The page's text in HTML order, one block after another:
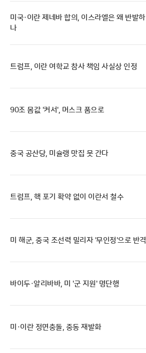
미국·이란 제네바 합의, 이스라엘은 왜 반발하
나
트럼프, 이란 여학교 참사 책임 사실상 인정
90조 몸값 '커서', 머스크 품으로
중국 공산당, 미슐랭 맛집 못 간다
트럼프, 핵 포기 확약 없이 이란서 철수
미 해군, 중국 조선력 밀리자 '무인정'으로 반격
바이두·알리바바, 미 '군 지원' 명단행
미·이란 정면충돌, 중동 재발화